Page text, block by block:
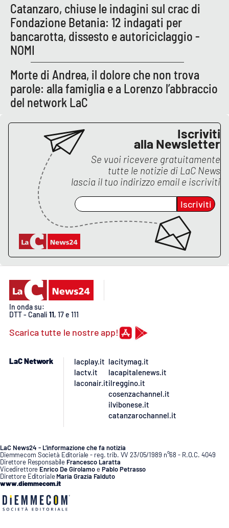
Storie
LAC
NETWORK
Lacplay.it
Lactv.it
Laconair.it
Lacitymag.it
Lacapitalenews.it
Ilreggino.it
Cosenzachannel.it
Ilvibonese.it
Catanzarochannel.it
APP
Apple
Catanzaro, chiuse le indagini sul crac di
Fondazione Betania: 12 indagati per
bancarotta, dissesto e autoriciclaggio -
NOMI
Morte di Andrea, il dolore che non trova
parole: alla famiglia e a Lorenzo l’abbraccio
del network LaC
Iscriviti
alla Newsletter
Se vuoi ricevere gratuitamente
tutte le notizie di LaC News
lascia il tuo indirizzo email e iscriviti
Iscriviti
In onda su:
DTT - Canali 11, 17 e 111
Scarica tutte le nostre app!
LaC Network
lacplay.it
lactv.it
laconair.it
lacitymag.it
lacapitalenews.it
ilreggino.it
cosenzachannel.it
ilvibonese.it
catanzarochannel.it
LaC News24 - L’informazione che fa notizia
Diemmecom Società Editoriale - reg. trib. VV 23/05/1989 n°68 - R.O.C. 4049
Direttore Responsabile Francesco Laratta
Vicedirettore Enrico De GirolamoePablo Petrasso
Direttore Editoriale Maria Grazia Falduto
www.diemmecom.it